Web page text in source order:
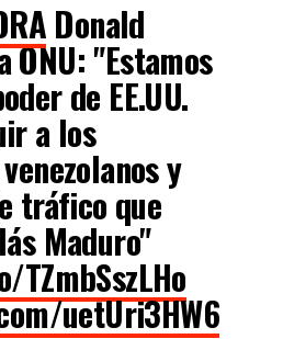
Donald
ONU: "Estamos
de EE.UU.
a los
y
tráfico que
Maduro"
uetUri3HW6